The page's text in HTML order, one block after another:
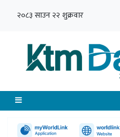
२०८३ साउन २२ शुक्रवार